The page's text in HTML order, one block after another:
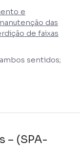
e
das
de faixas
sentidos;
– (SPA-